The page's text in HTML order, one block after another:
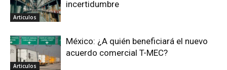
Articulos
incertidumbre
Articulos
México: ¿A quién beneficiará el nuevo
acuerdo comercial T-MEC?